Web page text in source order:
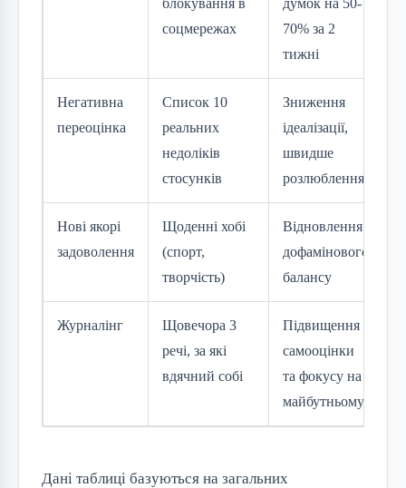
соцмережах
70% за 2
тижні
Негативна
переоцінка
Список 10
реальних
недоліків
стосунків
Зниження
ідеалізації,
швидше
розлюблення
Нові якорі
задоволення
Щоденні хобі
(спорт,
творчість)
Відновлення
дофамінового
балансу
Журналінг
Щовечора 3
речі, за які
вдячний собі
Підвищення
самооцінки
та фокусу на
майбутньому
Дані таблиці базуються на загальних